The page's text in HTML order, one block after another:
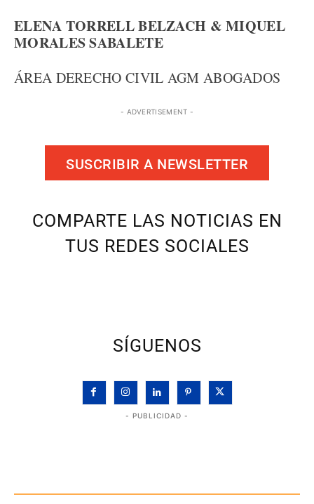
ELENA TORRELL BELZACH & MIQUEL
MORALES SABALETE
ÁREA DERECHO CIVIL AGM ABOGADOS
- ADVERTISEMENT -
SUSCRIBIR A NEWSLETTER
COMPARTE LAS NOTICIAS EN
TUS REDES SOCIALES
SÍGUENOS
- PUBLICIDAD -